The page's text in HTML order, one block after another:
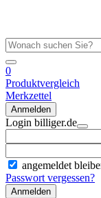
0
Produktvergleich
Merkzettel
Anmelden
Login billiger.de
angemeldet
Passwort vergessen?
Anmelden